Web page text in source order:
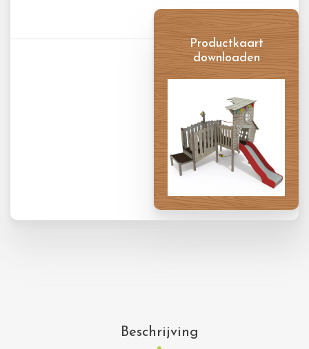
Productkaart
downloaden
Beschrijving